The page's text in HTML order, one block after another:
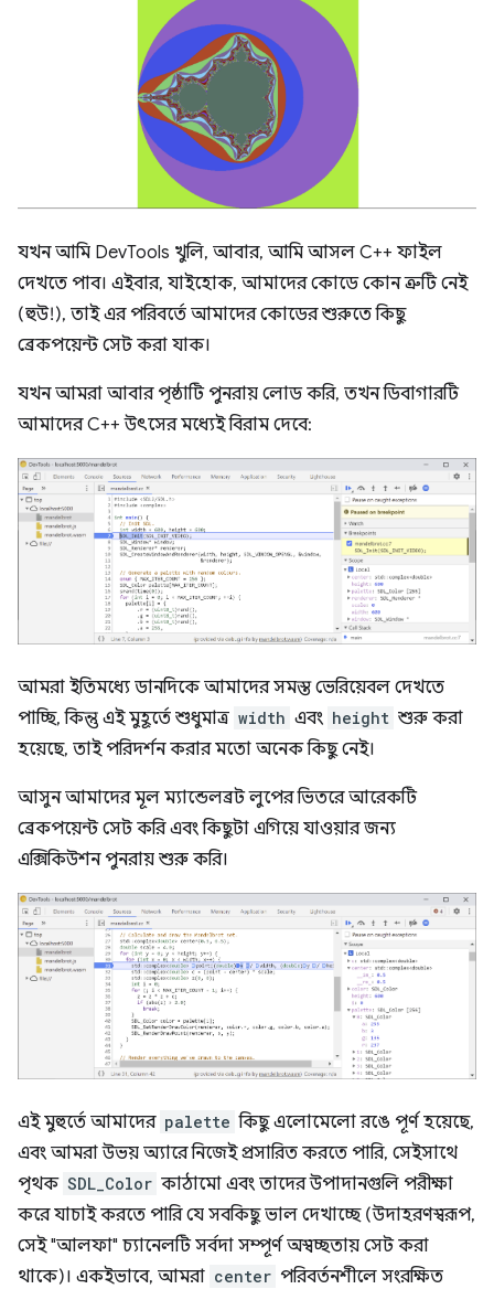
যখন আমি DevTools খুলি, আবার, আমি আসল C++ ফাইল
দেখতে পাব। এইবার, যাইহোক, আমাদের কোডে কোন ত্রুটি নেই
(হুউ!), তাই এর পরিবর্তে আমাদের কোডের শুরুতে কিছু
ব্রেকপয়েন্ট সেট করা যাক।
যখন আমরা আবার পৃষ্ঠাটি পুনরায় লোড করি, তখন ডিবাগারটি
আমাদের C++ উৎসের মধ্যেই বিরাম দেবে:
আমরা ইতিমধ্যে ডানদিকে আমাদের সমস্ত ভেরিয়েবল দেখতে
পাচ্ছি, কিন্তু এই মুহূর্তে শুধুমাত্র width এবং height শুরু করা
হয়েছে, তাই পরিদর্শন করার মতো অনেক কিছু নেই।
আসুন আমাদের মূল ম্যান্ডেলব্রট লুপের ভিতরে আরেকটি
ব্রেকপয়েন্ট সেট করি এবং কিছুটা এগিয়ে যাওয়ার জন্য
এক্সিকিউশন পুনরায় শুরু করি।
এই মুহুর্তে আমাদের palette কিছু এলোমেলো রঙে পূর্ণ হয়েছে,
এবং আমরা উভয় অ্যারে নিজেই প্রসারিত করতে পারি, সেইসাথে
পৃথক SDL_Color কাঠামো এবং তাদের উপাদানগুলি পরীক্ষা
করে যাচাই করতে পারি যে সবকিছু ভাল দেখাচ্ছে (উদাহরণস্বরূপ,
সেই "আলফা" চ্যানেলটি সর্বদা সম্পূর্ণ অস্বচ্ছতায় সেট করা
থাকে)। একইভাবে, আমরা center পরিবর্তনশীলে সংরক্ষিত